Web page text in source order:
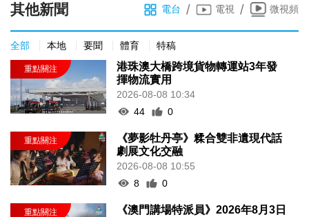
其他新聞 電台 / 電視 / 微視頻
全部 本地 要聞 體育 特稿
港珠澳大橋跨境貨物轉運站3年發
揮物流實用
2026-08-08 10:34
44
0
《夢影牡丹亭》糅合雙非遺現代話
劇展文化交融
2026-08-08 10:55
8
0
《澳門講場特派員》2026年8月3日